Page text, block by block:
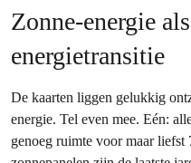
Zonne-energie
energietransitie
De kaarten liggen gelukkig
energie. Tel even mee. Eén:
genoeg ruimte voor maar